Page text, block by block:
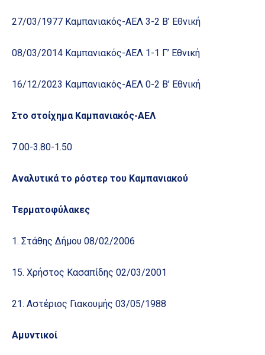
27/03/1977 Καμπανιακός-ΑΕΛ 3-2 Β’ Εθνική
08/03/2014 Καμπανιακός-ΑΕΛ 1-1 Γ’ Εθνική
16/12/2023 Καμπανιακός-ΑΕΛ 0-2 Β’ Εθνική
Στο στοίχημα Καμπανιακός-ΑΕΛ
7.00-3.80-1.50
Αναλυτικά το ρόστερ του Καμπανιακού
Τερματοφύλακες
1. Στάθης Δήμου 08/02/2006
15. Χρήστος Κασαπίδης 02/03/2001
21. Αστέριος Γιακουμής 03/05/1988
Αμυντικοί